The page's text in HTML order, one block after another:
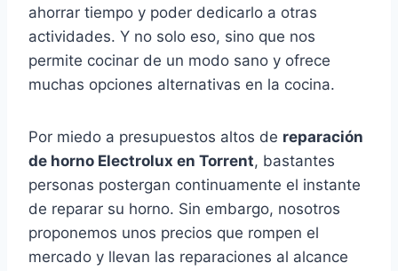
ahorrar tiempo y poder dedicarlo a otras
actividades. Y no solo eso, sino que nos
permite cocinar de un modo sano y ofrece
muchas opciones alternativas en la cocina.
Por miedo a presupuestos altos de reparación
de horno Electrolux en Torrent, bastantes
personas postergan continuamente el instante
de reparar su horno. Sin embargo, nosotros
proponemos unos precios que rompen el
mercado y llevan las reparaciones al alcance